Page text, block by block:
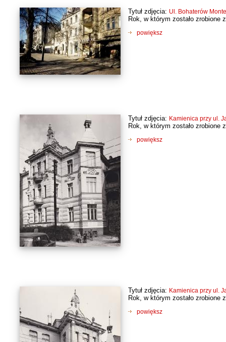
Tytuł zdjęcia: Ul. Bohaterów
Rok, w którym zostało zrobione
powiększ
Tytuł zdjęcia: Kamienica przy ul.
Rok, w którym zostało zrobione
powiększ
Tytuł zdjęcia: Kamienica przy ul.
Rok, w którym zostało zrobione
powiększ